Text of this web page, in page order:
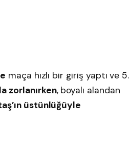
maça hızlı bir giriş yaptı ve 5.
zorlanırken, boyalı alandan
üstünlüğüyle